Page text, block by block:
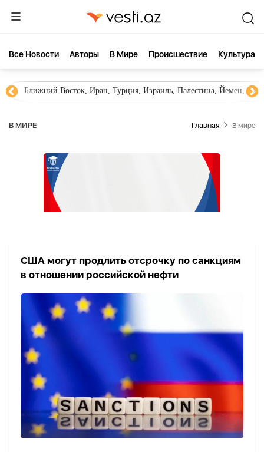
Все Новости Aвторы В Мире Происшествие Культура
Ближний Восток, Иран, Турция, Израиль, Палестина, Йемен,
В МИРЕ Главная В мире
США могут продлить отсрочку по санкциям
в отношении российской нефти